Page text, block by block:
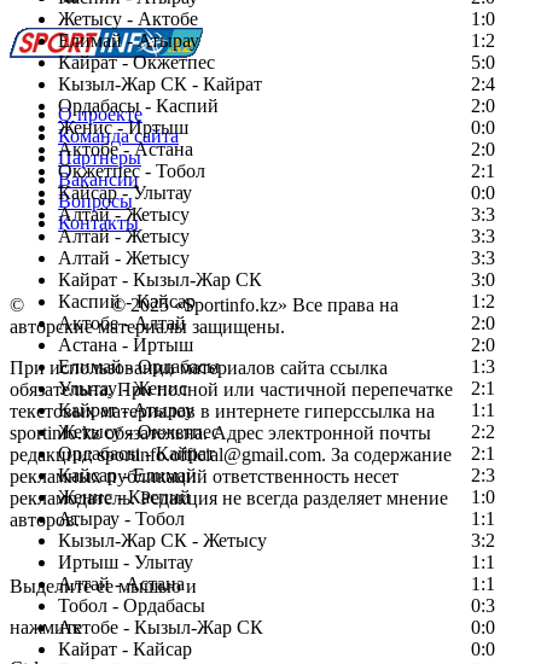
Жетысу - Актобе
1:0
Елимай - Атырау
1:2
Кайрат - Окжетпес
5:0
Кызыл-Жар СК - Кайрат
2:4
Ордабасы - Каспий
2:0
Женис - Иртыш
0:0
Актобе - Астана
2:0
Окжетпес - Тобол
2:1
Кайсар - Улытау
0:0
Алтай - Жетысу
3:3
Алтай - Жетысу
3:3
Алтай - Жетысу
3:3
Кайрат - Кызыл-Жар СК
3:0
Каспий - Кайсар
1:2
Актобе - Алтай
2:0
Астана - Иртыш
2:0
Елимай - Ордабасы
1:3
Улытау - Женис
2:1
Кайрат - Атырау
1:1
Жетысу - Окжетпес
2:2
Ордабасы - Кайрат
2:1
Кайсар - Елимай
2:3
Женис - Каспий
1:0
Атырау - Тобол
1:1
Кызыл-Жар СК - Жетысу
3:2
Иртыш - Улытау
1:1
Алтай - Астана
1:1
Тобол - Ордабасы
0:3
Актобе - Кызыл-Жар СК
0:0
Кайрат - Кайсар
0:0
О проекте
Команда сайта
Партнеры
Вакансии
Вопросы
Контакты
© Copyright© 2025 «Sportinfo.kz» Все права на
авторские материалы защищены.
При использовании материалов сайта ссылка
обязательна. При полной или частичной перепечатке
текстовых материалов в интернете гиперссылка на
sportinfo.kz обязательна. Адрес электронной почты
редакции: sportinfo.official@gmail.com. За содержание
рекламных публикаций ответственность несет
рекламодатель. Редакция не всегда разделяет мнение
авторов.
Заметили ошибку в тексте?
Выделите ее мышью и
нажмите